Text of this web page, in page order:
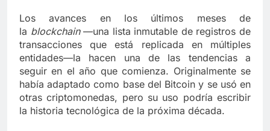
Los avances en los últimos meses de
la blockchain—una lista inmutable de registros de
transacciones que está replicada en múltiples
entidades—la hacen una de las tendencias a
seguir en el año que comienza. Originalmente se
había adaptado como base del Bitcoin y se usó en
otras criptomonedas, pero su uso podría escribir
la historia tecnológica de la próxima década.